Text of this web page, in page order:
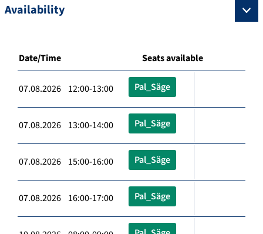
Availability
Date/Time Seats available
07.08.2026 12:00-13:00 Pal_Säge
07.08.2026 13:00-14:00 Pal_Säge
07.08.2026 15:00-16:00 Pal_Säge
07.08.2026 16:00-17:00 Pal_Säge